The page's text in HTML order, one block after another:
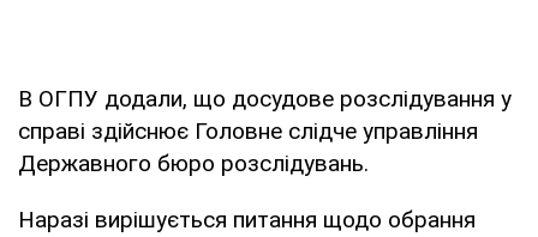
В ОГПУ додали, що досудове розслідування у
справі здійснює Головне слідче управління
Державного бюро розслідувань.
Наразі вирішується питання щодо обрання